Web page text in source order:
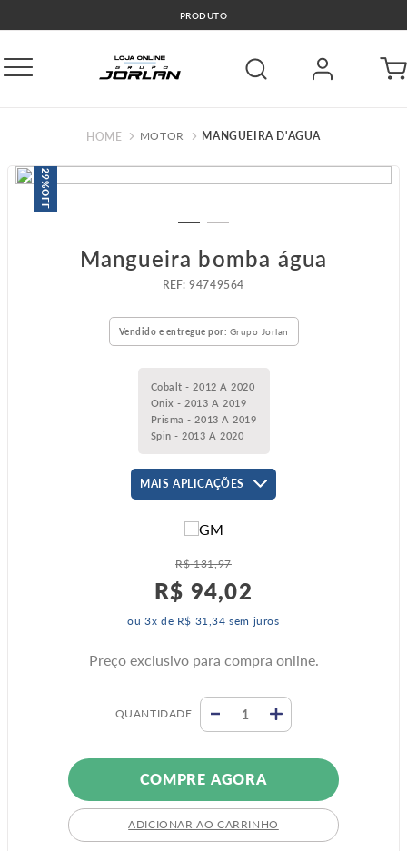
PRODUTO
MOTOR MANGUEIRA D'AGUA
29%
OFF
Mangueira bomba água
:94749564
Vendido e entregue por: Grupo Jorlan
Cobalt - 2012 A 2020
Onix - 2013 A 2019
Prisma - 2013 A 2019
Spin - 2013 A 2020
MAIS APLICAÇÕES
R$ 131,97
R$ 94,02
ou3x de R$ 31 ,34 sem juros
Preço exclusivo para compra online.
QUANTIDADE
COMPRE AGORA
ADICIONAR AO CARRINHO